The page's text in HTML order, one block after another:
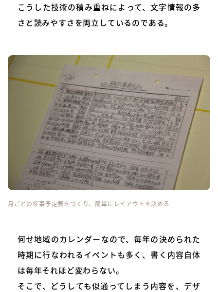
こうした技術の積み重ねによって、文字情報の多
さと読みやすさを両立しているのである。
月ごとの催事予定表をつくり、簡単にレイアウトを決める
何せ地域のカレンダーなので、毎年の決められた
時期に行なわれるイベントも多く、書く内容自体
は毎年それほど変わらない。
そこで、どうしても似通ってしまう内容を、デザ